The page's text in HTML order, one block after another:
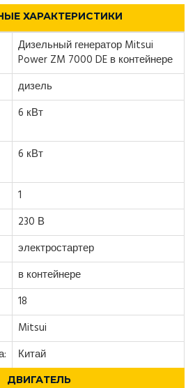
ХАРАКТЕРИСТИКИ
Дизельный генератор Mitsui
Power ZM 7000 DE в контейнере
дизель
6 кВт
6 кВт
1
230 В
электростартер
в контейнере
18
Mitsui
Китай
ДВИГАТЕЛЬ